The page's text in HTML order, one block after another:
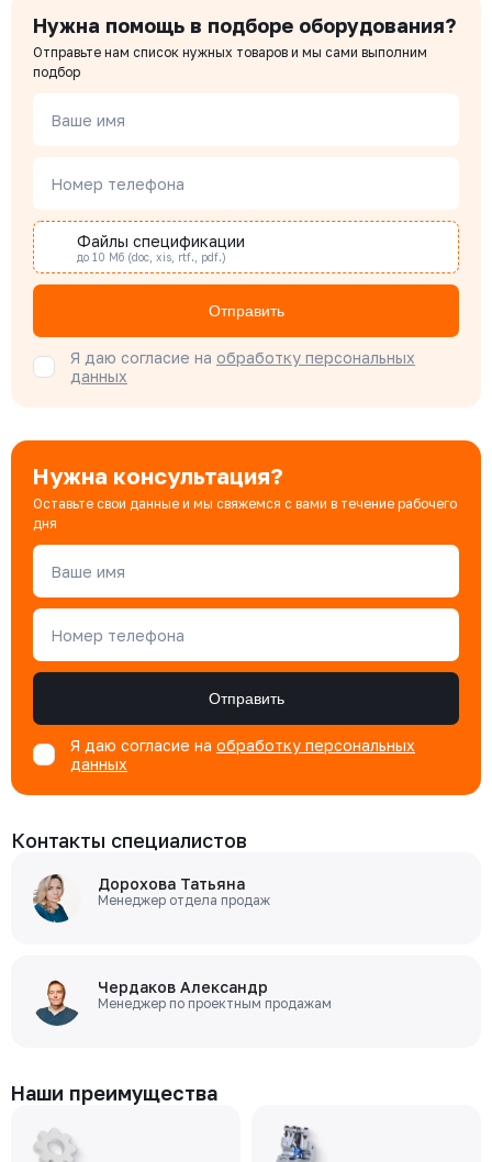
Чердаков Александр
Специалист отдела снабжения
Бондарюк Евгения
Специалист отдела продаж
Нужна помощь в подборе оборудования?
Отправьте нам список нужных товаров и мы сами выполним
подбор
Ваше имя
Номер телефона
Файлы спецификации
до 10 Мб (doc, xis, rtf., pdf.)
Отправить
Я даю согласие на обработку персональных
данных
Нужна консультация?
Оставьте свои данные и мы свяжемся с вами в течение рабочего
дня
Ваше имя
Номер телефона
Отправить
Я даю согласие на обработку персональных
данных
Контакты специалистов
Дорохова Татьяна
Менеджер отдела продаж
Чердаков Александр
Менеджер по проектным продажам
Наши преимущества